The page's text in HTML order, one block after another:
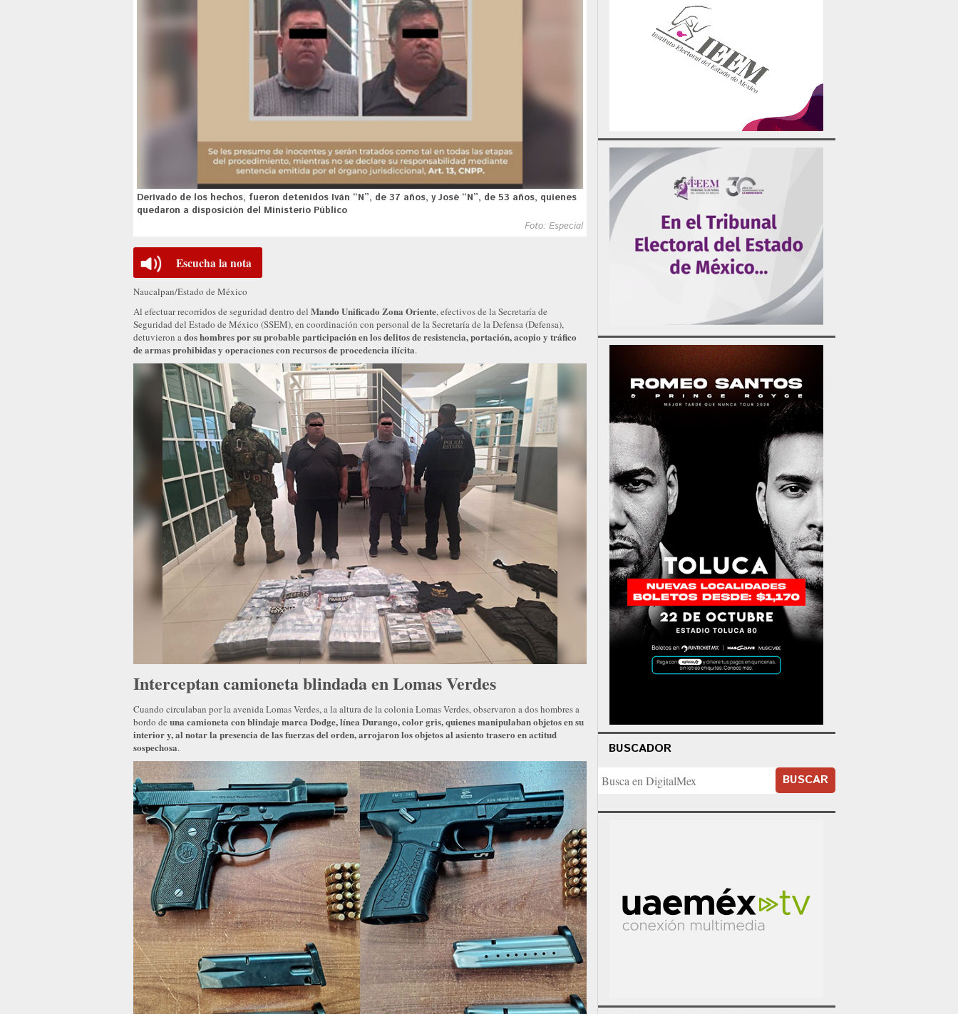
Derivado de los hechos, fueron detenidos Iván “N”, de 37 años, y José “N”, de 53 años, quienes
quedaron a disposición del Ministerio Público
Foto: Especial
Escucha la nota
Naucalpan/Estado de México
Al efectuar recorridos de seguridad dentro del Mando Unificado Zona Oriente, efectivos de la Secretaría de
Seguridad del Estado de México (SSEM), en coordinación con personal de la Secretaría de la Defensa (Defensa),
detuvieron ados hombres por su probable participación en los delitos de resistencia, portación, acopio y tráfico
de armas prohibidas y operaciones con recursos de procedencia ilícita.
Interceptan camioneta blindada en Lomas Verdes
Cuando circulaban por la avenida Lomas Verdes, a la altura de la colonia Lomas Verdes, observaron a dos hombres a
bordo de una camioneta con blindaje marca Dodge, línea Durango, color gris, quienes manipulaban objetos en su
interior y, al notar la presencia de las fuerzas del orden,arrojaron los objetos al asiento trasero en actitud
sospechosa.
BUSCADOR
BUSCAR